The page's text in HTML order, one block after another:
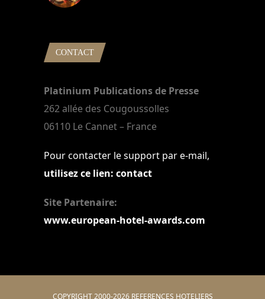
CONTACT
Platinium Publications de Presse
262 allée des Cougoussolles
06110 Le Cannet – France
Pour contacter le support par e-mail,
utilisez ce lien: contact
Site Partenaire:
www.european-hotel-awards.com
COPYRIGHT 2000-2026 REFERENCES HOTELIERS